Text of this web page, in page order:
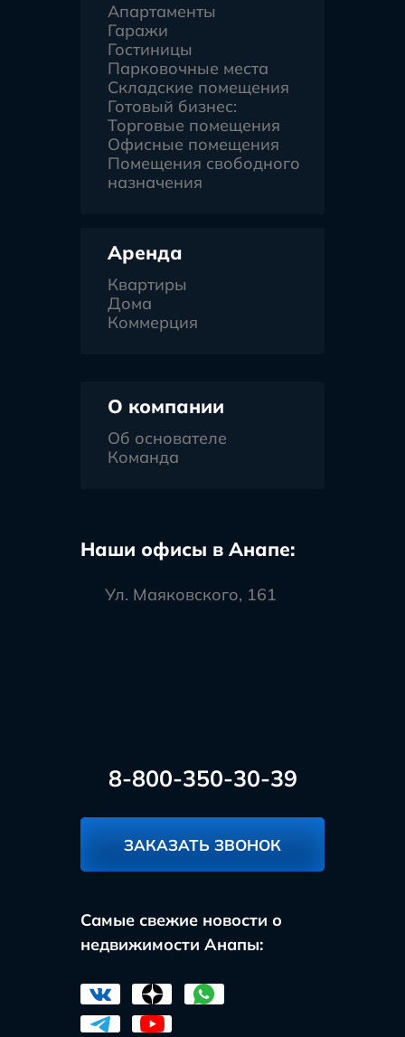
Апартаменты
Гаражи
Гостиницы
Парковочные места
Складские помещения
Готовый бизнес:
Торговые помещения
Офисные помещения
Помещения свободного
назначения
Аренда
Квартиры
Дома
Коммерция
О компании
Об основателе
Команда
Наши офисы в Анапе:
Ул. Маяковского, 161
8-800-350-30-39
ЗАКАЗАТЬ ЗВОНОК
Самые свежие новости о
недвижимости Анапы: